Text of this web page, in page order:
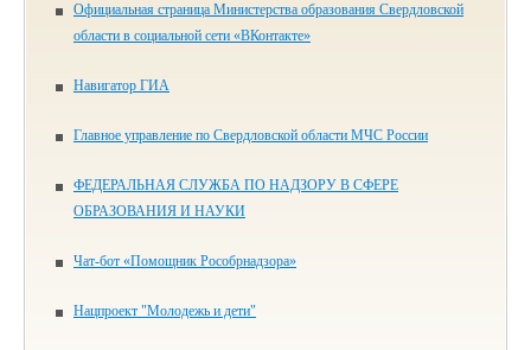
Официальная страница Министерства образования Свердловской
области в социальной сети «ВКонтакте»
Навигатор ГИА
Главное управление по Свердловской области МЧС России
ФЕДЕРАЛЬНАЯ СЛУЖБА ПО НАДЗОРУ В СФЕРЕ
ОБРАЗОВАНИЯ И НАУКИ
Чат-бот «Помощник Рособрнадзора»
Нацпроект "Молодежь и дети"